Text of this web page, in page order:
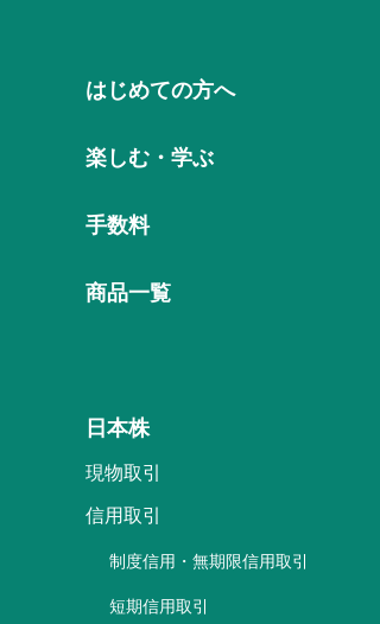
はじめての方へ
楽しむ・学ぶ
手数料
商品一覧
日本株
現物取引
信用取引
制度信用・無期限信用取引
短期信用取引